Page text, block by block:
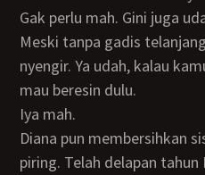
Gak perlu mah. Gini juga
Meski tanpa gadis telanjang, kata Diana sambil
nyengir. Ya udah, kalau
mau beresin dulu.
Iya mah.
Diana pun membersihkan sisa makanan dan mencuci
piring. Telah delapan